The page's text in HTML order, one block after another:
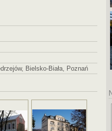
Bielsko-Biała, Poznań